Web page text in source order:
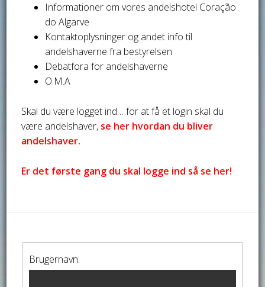
Informationer om vores andelshotel Coração
do Algarve
Kontaktoplysninger og andet info til
andelshaverne fra bestyrelsen
Debatfora for andelshaverne
O.M.A
Skal du være logget ind… for at få et login skal du
være andelshaver, se her hvordan du bliver
andelshaver.
Er det første gang du skal logge ind så se her!
Brugernavn: